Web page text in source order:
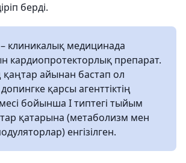
берді.
– клиникалық медицинада
кардиопротекторлық препарат.
айынан бастап ол
қарсы агенттіктің
бойынша I типтегі тыйым
қатарына (метаболизм мен
енгізілген.